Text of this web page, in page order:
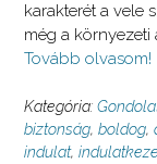
karakterét a vele
még a környezeti
Tovább olvasom!
Kategória:
biztonság, boldog,
indulat,